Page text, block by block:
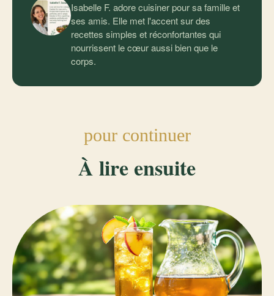
Isabelle F. adore cuisiner pour sa famille et
ses amis. Elle met l'accent sur des
recettes simples et réconfortantes qui
nourrissent le cœur aussi bien que le
corps.
pour continuer
À lire ensuite